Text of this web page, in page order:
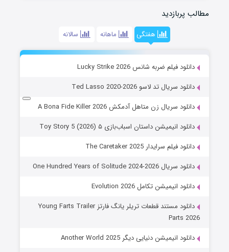
مطالب پربازدید
هفتگی ماهانه سالانه
دانلود فیلم ضربه شانس Lucky Strike 2026
دانلود سریال تد لاسو Ted Lasso 2020-2026
دانلود سریال زن متاهل آدمکش A Bona Fide Killer 2026
دانلود انیمیشن داستان اسباب‌بازی ۵ Toy Story 5 (2026)
دانلود فیلم سرایدار The Caretaker 2025
دانلود سریال One Hundred Years of Solitude 2024-2026
دانلود انیمیشن تکامل Evolution 2026
دانلود مستند قطعات تریلر یانگ فارتز Young Farts Trailer
Parts 2026
دانلود انیمیشن دنیایی دیگر Another World 2025